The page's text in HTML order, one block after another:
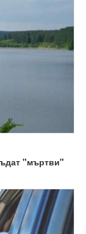
"мъртви"